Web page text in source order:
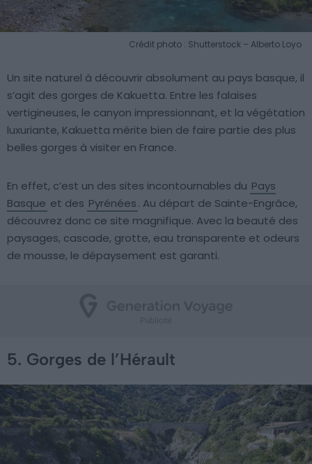
Crédit photo : Shutterstock – Alberto Loyo
Un site naturel à découvrir absolument au pays basque, il
s’agit des gorges de Kakuetta. Entre les falaises
vertigineuses, le canyon impressionnant, et la végétation
luxuriante, Kakuetta mérite bien de faire partie des plus
belles gorges à visiter en France.
En effet, c’est un des sites incontournables du Pays
Basque et des Pyrénées. Au départ de Sainte-Engrâce,
découvrez donc ce site magnifique. Avec la beauté des
paysages, cascade, grotte, eau transparente et odeurs
de mousse, le dépaysement est garanti.
5. Gorges de l’Hérault